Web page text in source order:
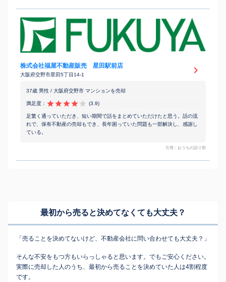
株式会社福屋不動産販売 星田駅前店
大阪府交野市星田5丁目14-1
37歳 男性 / 大阪府交野市 マンションを売却
満足度： (3.9)
足繁く通っていただき、短い期間で話をまとめていただけたと思う。話の流
れで、保有不動産の売却もでき、長年困っていた問題も一部解決し、感謝し
ている。
引用：おうちの語り部
最初から売ると決めてなくても大丈夫？
「売ることを決めてないけど、不動産会社に問い合わせても大丈夫？」
そんな不安をもつ方もいらっしゃると思います。でもご安心ください。
実際に売却した人のうち、最初から売ることを決めていた人は4割程度
です。